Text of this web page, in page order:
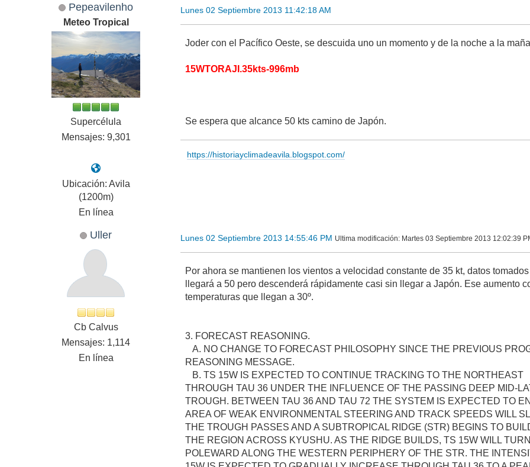
Pepeavilenho
Meteo Tropical
Supercélula
Mensajes: 9,301
Ubicación: Avila
(1200m)
En línea
Lunes 02 Septiembre 2013 11:42:18 AM
Joder con el Pacífico Oeste, se descuida uno un momento y de la noche a la
15WTORAJI.35kts-996mb
Se espera que alcance 50 kts camino de Japón.
https://historiayclimadeavila.blogspot.com/
Uller
Cb Calvus
Mensajes: 1,114
En línea
Lunes 02 Septiembre 2013 14:55:46 PM Ultima modificación: Martes 03 Septiembre 2013 12:02:39
Por ahora se mantienen los vientos a velocidad constante de 35 kt, datos
llegará a 50 pero descenderá rápidamente casi sin llegar a Japón. Ese aumento
temperaturas que llegan a 30º.
3. FORECAST REASONING.
A. NO CHANGE TO FORECAST PHILOSOPHY SINCE THE PREVIOUS
REASONING MESSAGE.
B. TS 15W IS EXPECTED TO CONTINUE TRACKING TO THE NORTHEAST
THROUGH TAU 36 UNDER THE INFLUENCE OF THE PASSING DEEP MID-
TROUGH. BETWEEN TAU 36 AND TAU 72 THE SYSTEM IS EXPECTED TO
AREA OF WEAK ENVIRONMENTAL STEERING AND TRACK SPEEDS WILL
THE TROUGH PASSES AND A SUBTROPICAL RIDGE (STR) BEGINS TO
THE REGION ACROSS KYUSHU. AS THE RIDGE BUILDS, TS 15W WILL
POLEWARD ALONG THE WESTERN PERIPHERY OF THE STR. THE